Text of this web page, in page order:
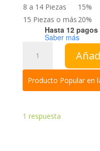
8 a 14 Piezas
15%
15 Piezas o más 20%
Hasta 12
Saber más
(Anamú)
cantidad
Producto Popular en
1 respuesta